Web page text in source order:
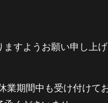
すようお願い申し上げ
期間中も受け付けて